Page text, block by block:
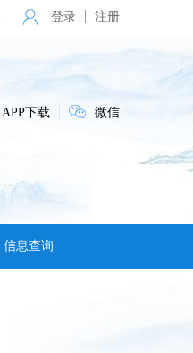
登录 注册
APP下载 微信
信息查询